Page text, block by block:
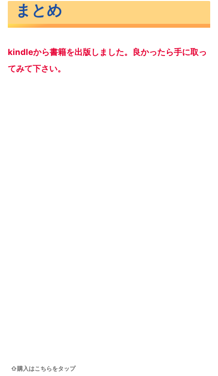
まとめ
kindleから書籍を出版しました。良かったら手に取っ
てみて下さい。
⇧購入はこちらをタップ